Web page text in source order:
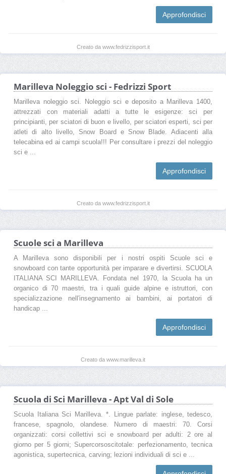
Approfondisci
Creato da www.fedrizzisport.it
Marilleva Noleggio sci - Fedrizzi Sport
Marilleva noleggio sci. Noleggio sci e deposito a Marilleva 1400,
attrezzati con materiali adatti a tutte le esigenze: sci per
principianti, per sciatori di buon e livello, per sciatori esperti, sci per
atleti di alto livello, Snow Board e Snow Blade. Adiacenti alla
telecabina ed ai campi scuola!!! Per consultare i prezzi del noleggio
sci e ...
Approfondisci
Creato da www.fedrizzisport.it
Scuole sci a Marilleva
A Marilleva sono disponibili per i nostri ospiti Scuole sci e
snowboard con tante opportunità per imparare e divertirsi. SCUOLA
ITALIANA SCI MARILLEVA. Fondata nel 1970, la Scuola ha un
organico di 70 maestri, tra i quali guide alpine e istruttori, con
specializzazione nell'insegnamento ai bambini, ai portatori di
handicap ...
Approfondisci
Creato da www.marilleva.it
Scuola di Sci Marilleva - Apt Val di Sole
Scuola Italiana Sci Marilleva. *. Lingue parlate: inglese, tedesco,
francese, spagnolo, olandese. Numero di maestri: 70. Corsi
organizzati: corsi collettivi sci e snowboard per adulti: 2 ore al
giorno per 5 giorni; Supercorsoscitotale: perfezionamento, tecnica
agonistica, supertecnica, carving; lezioni individuali di sci e ...